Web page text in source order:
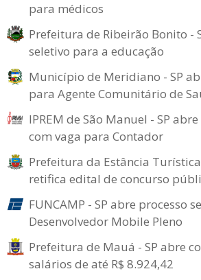
para médicos
Prefeitura de Ribeirão Bonito -
seletivo para a educação
Município de Meridiano - SP
para Agente Comunitário de
IPREM de São Manuel - SP
com vaga para Contador
Prefeitura da Estância
retifica edital de concurso
FUNCAMP - SP abre processo
Desenvolvedor Mobile Pleno
Prefeitura de Mauá - SP abre
salários de até R$ 8.924,42